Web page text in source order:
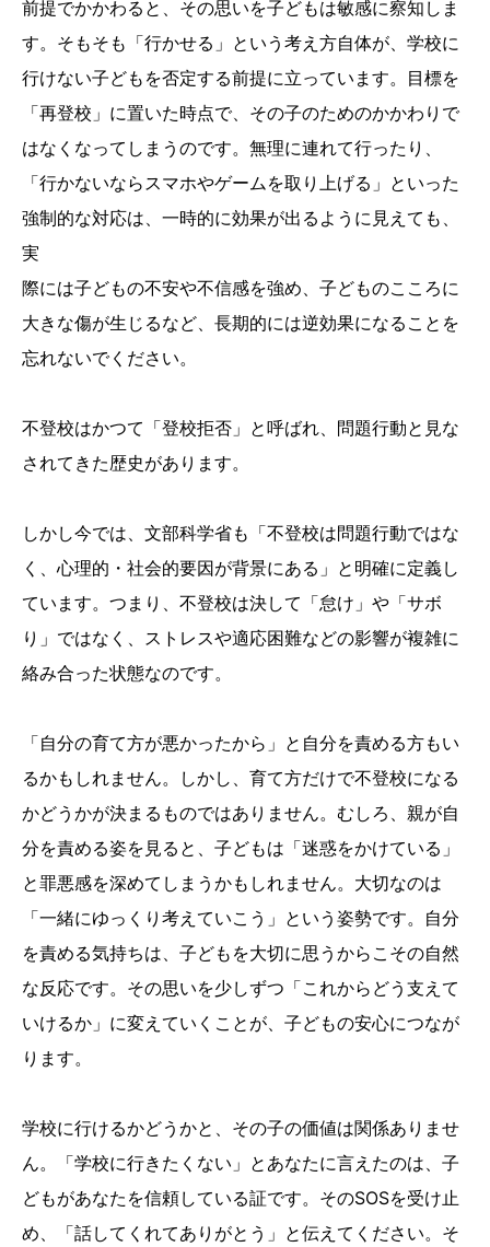
前提でかかわると、その思いを子どもは敏感に察知しま
す。そもそも「行かせる」という考え方自体が、学校に
行けない子どもを否定する前提に立っています。目標を
「再登校」に置いた時点で、その子のためのかかわりで
はなくなってしまうのです。無理に連れて行ったり、
「行かないならスマホやゲームを取り上げる」といった
強制的な対応は、一時的に効果が出るように見えても、
実
際には子どもの不安や不信感を強め、子どものこころに
大きな傷が生じるなど、長期的には逆効果になることを
忘れないでください。
不登校はかつて「登校拒否」と呼ばれ、問題行動と見な
されてきた歴史があります。
しかし今では、文部科学省も「不登校は問題行動ではな
く、心理的・社会的要因が背景にある」と明確に定義し
ています。つまり、不登校は決して「怠け」や「サボ
り」ではなく、ストレスや適応困難などの影響が複雑に
絡み合った状態なのです。
「自分の育て方が悪かったから」と自分を責める方もい
るかもしれません。しかし、育て方だけで不登校になる
かどうかが決まるものではありません。むしろ、親が自
分を責める姿を見ると、子どもは「迷惑をかけている」
と罪悪感を深めてしまうかもしれません。大切なのは
「一緒にゆっくり考えていこう」という姿勢です。自分
を責める気持ちは、子どもを大切に思うからこその自然
な反応です。その思いを少しずつ「これからどう支えて
いけるか」に変えていくことが、子どもの安心につなが
ります。
学校に行けるかどうかと、その子の価値は関係ありませ
ん。「学校に行きたくない」とあなたに言えたのは、子
どもがあなたを信頼している証です。そのSOSを受け止
め、「話してくれてありがとう」と伝えてください。そ